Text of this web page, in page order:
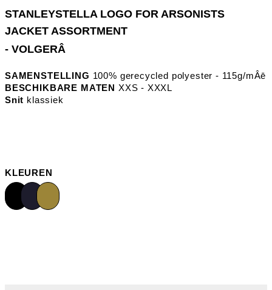
- VOLGERÂ
SAMENSTELLING 100% gerecycled polyester - 115g/mÂē
BESCHIKBARE MATEN XXS - XXXL
Snit klassiek
KLEUREN